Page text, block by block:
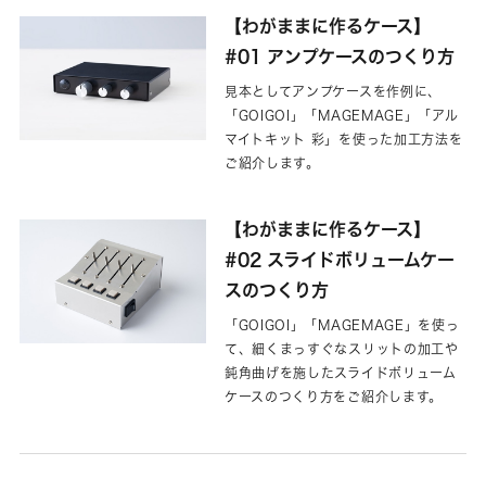
【わがままに作るケース】
#01 アンプケースのつくり方
見本としてアンプケースを作例に、
「GOIGOI」「MAGEMAGE」「アル
マイトキット 彩」を使った加工方法を
ご紹介します。
【わがままに作るケース】
#02 スライドボリュームケー
スのつくり方
「GOIGOI」「MAGEMAGE」を使っ
て、細くまっすぐなスリットの加工や
鈍角曲げを施したスライドボリューム
ケースのつくり方をご紹介します。